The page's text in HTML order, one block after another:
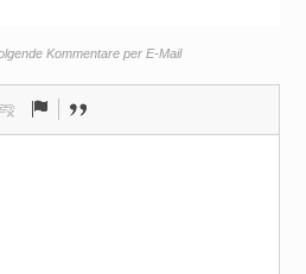
Kommentare per E-Mail